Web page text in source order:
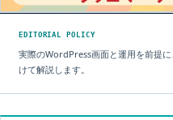
EDITORIAL POLICY
実際のWordPress画面と運用を前提
けて解説します。